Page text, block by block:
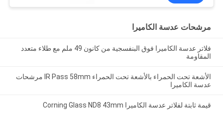
مرشحات عدسة الكاميرا
فلاتر عدسة الكاميرا فوق البنفسجية من كانون 49 ملم مع طلاء متعدد
المقاومة
الأشعة تحت الحمراء بالأشعة تحت الحمراء IR Pass 58mm مرشحات
عدسة الكاميرا
قيمة ثابتة لفلاتر عدسة الكاميرا Corning Glass ND8 43mm